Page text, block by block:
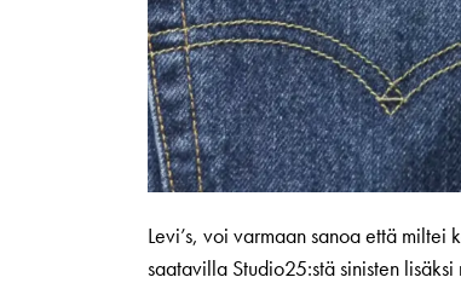
Levi’s, voi varmaan sanoa että
saatavilla Studio25:stä sinisten